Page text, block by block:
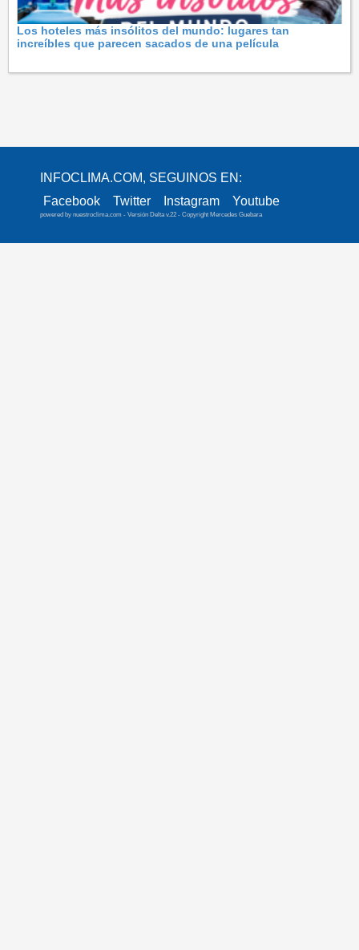
Los hoteles más insólitos del mundo: lugares tan
increíbles que parecen sacados de una película
INFOCLIMA.COM, SEGUINOS EN:
Facebook
Twitter Instagram Youtube
powered by nuestroclima.com - Versión Delta v.22 - Copyright Mercedes Guebara